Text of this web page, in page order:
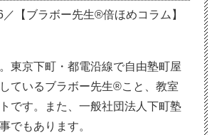
／【ブラボー先生®倍ほめコラム】
東京下町・都電沿線で自由塾町屋
ているブラボー先生®こと、教室
です。また、一般社団法人下町塾
でもあります。